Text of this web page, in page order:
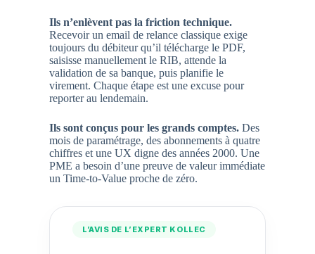
Ils n’enlèvent pas la friction technique.
Recevoir un email de relance classique exige
toujours du débiteur qu’il télécharge le PDF,
saisisse manuellement le RIB, attende la
validation de sa banque, puis planifie le
virement. Chaque étape est une excuse pour
reporter au lendemain.
Ils sont conçus pour les grands comptes. Des
mois de paramétrage, des abonnements à quatre
chiffres et une UX digne des années 2000. Une
PME a besoin d’une preuve de valeur immédiate
un Time-to-Value proche de zéro.
L’AVIS DE L’EXPERT KOLLEC